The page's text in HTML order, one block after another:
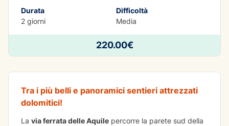
Durata
2 giorni
Difficoltà
Media
220.00€
Via Ferrata delle Aquile
Tra i più belli e panoramici sentieri attrezzati
dolomitici!
La via ferrata delle Aquile percorre la parete sud della